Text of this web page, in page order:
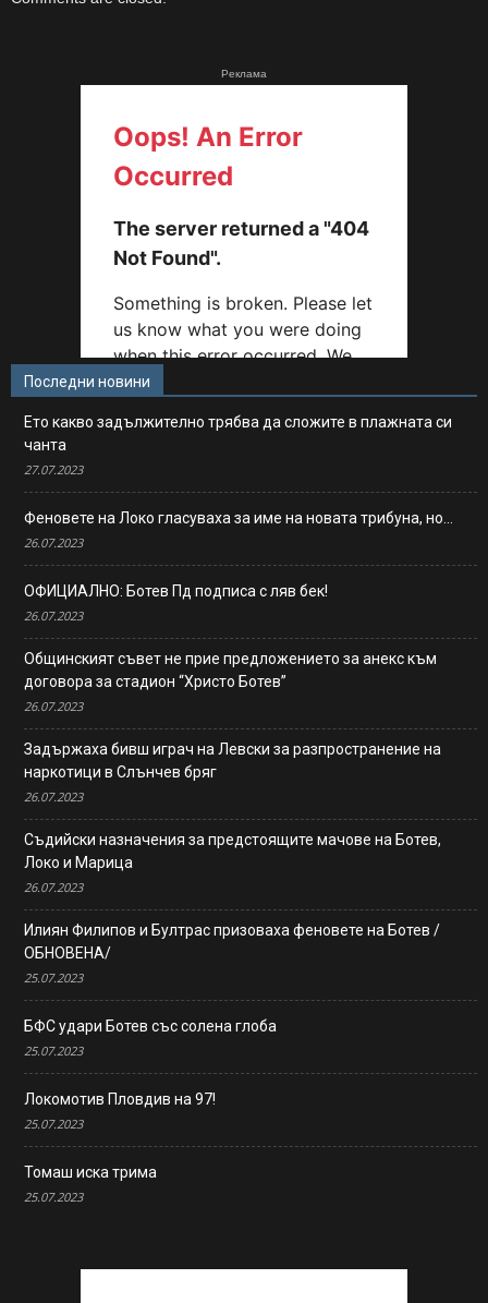
Реклама
Последни новини
Ето какво задължително трябва да сложите в плажната си
чанта
27.07.2023
Феновете на Локо гласуваха за име на новата трибуна, но…
26.07.2023
ОФИЦИАЛНО: Ботев Пд подписа с ляв бек!
26.07.2023
Общинският съвет не прие предложението за анекс към
договора за стадион “Христо Ботев”
26.07.2023
Задържаха бивш играч на Левски за разпространение на
наркотици в Слънчев бряг
26.07.2023
Съдийски назначения за предстоящите мачове на Ботев,
Локо и Марица
26.07.2023
Илиян Филипов и Бултрас призоваха феновете на Ботев /
ОБНОВЕНА/
25.07.2023
БФС удари Ботев със солена глоба
25.07.2023
Локомотив Пловдив на 97!
25.07.2023
Томаш иска трима
25.07.2023